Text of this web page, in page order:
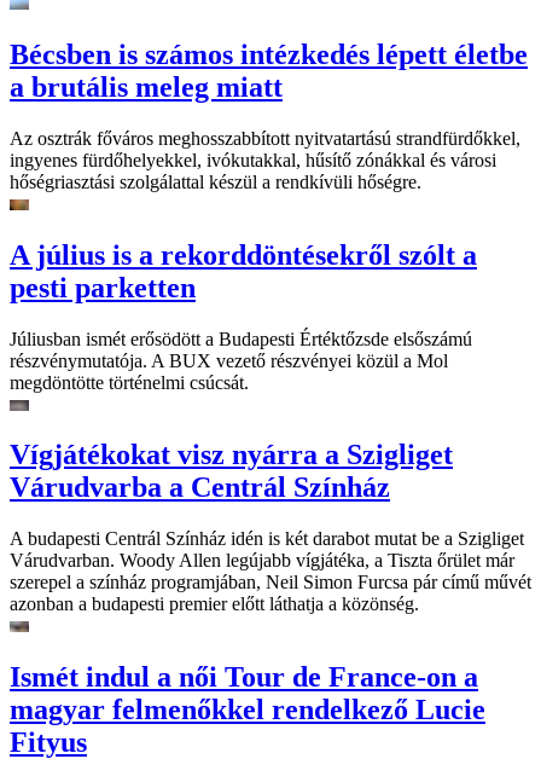
Bécsben is számos intézkedés lépett életbe
a brutális meleg miatt
Az osztrák főváros meghosszabbított nyitvatartású strandfürdőkkel,
ingyenes fürdőhelyekkel, ivókutakkal, hűsítő zónákkal és városi
hőségriasztási szolgálattal készül a rendkívüli hőségre.
A július is a rekorddöntésekről szólt a
pesti parketten
Júliusban ismét erősödött a Budapesti Értéktőzsde elsőszámú
részvénymutatója. A BUX vezető részvényei közül a Mol
megdöntötte történelmi csúcsát.
Vígjátékokat visz nyárra a Szigliget
Várudvarba a Centrál Színház
A budapesti Centrál Színház idén is két darabot mutat be a Szigliget
Várudvarban. Woody Allen legújabb vígjátéka, a Tiszta őrület már
szerepel a színház programjában, Neil Simon Furcsa pár című művét
azonban a budapesti premier előtt láthatja a közönség.
Ismét indul a női Tour de France-on a
magyar felmenőkkel rendelkező Lucie
Fityus